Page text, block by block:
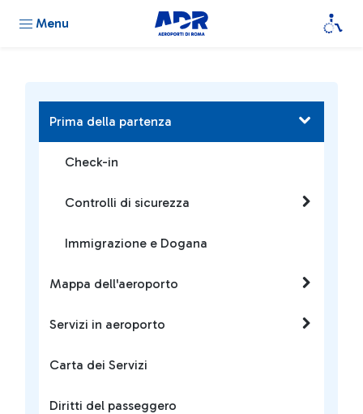
Menu
Prima della partenza
Check-in
Controlli di sicurezza
Immigrazione e Dogana
Mappa dell'aeroporto
Servizi in aeroporto
Carta dei Servizi
Diritti del passeggero